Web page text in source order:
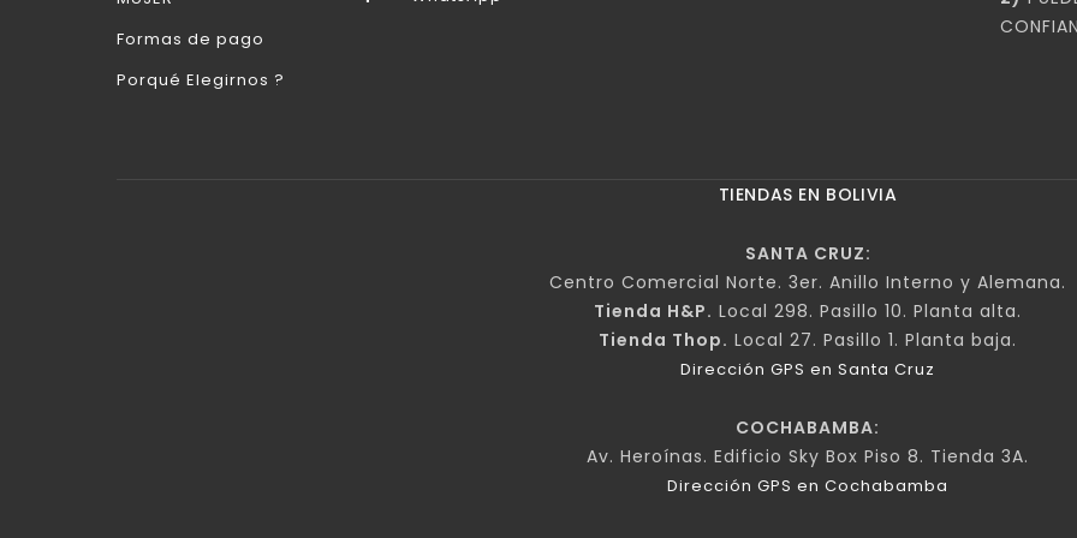
Formas de pago
Porqué Elegirnos ?
TIENDAS EN BOLIVIA
SANTA CRUZ:
Centro Comercial Norte. 3er. Anillo Interno y Alemana.
Tienda H&P. Local 298. Pasillo 10. Planta alta.
Tienda Thop. Local 27. Pasillo 1. Planta baja.
Dirección GPS en Santa Cruz
COCHABAMBA:
Av. Heroínas. Edificio Sky Box Piso 8. Tienda 3A.
Dirección GPS en Cochabamba